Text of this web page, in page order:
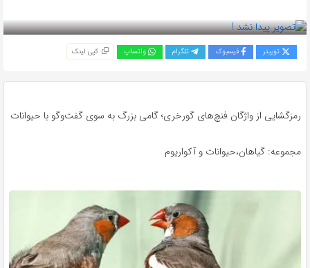
توییتر فیسبوک تلگرام واتساپ کپی لینک
رمزگشایی از واژگان فنچ‌های گورخری؛ گامی بزرگ به سوی گفت‌وگو با حیوانات
مجموعه: گیاهان،حیوانات و آکواریوم